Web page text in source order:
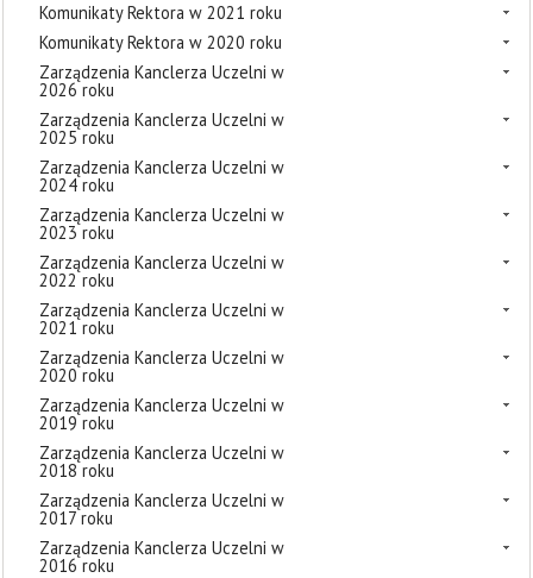
Komunikaty Rektora w 2021 roku
Komunikaty Rektora w 2020 roku
Zarządzenia Kanclerza Uczelni w
2026 roku
Zarządzenia Kanclerza Uczelni w
2025 roku
Zarządzenia Kanclerza Uczelni w
2024 roku
Zarządzenia Kanclerza Uczelni w
2023 roku
Zarządzenia Kanclerza Uczelni w
2022 roku
Zarządzenia Kanclerza Uczelni w
2021 roku
Zarządzenia Kanclerza Uczelni w
2020 roku
Zarządzenia Kanclerza Uczelni w
2019 roku
Zarządzenia Kanclerza Uczelni w
2018 roku
Zarządzenia Kanclerza Uczelni w
2017 roku
Zarządzenia Kanclerza Uczelni w
2016 roku